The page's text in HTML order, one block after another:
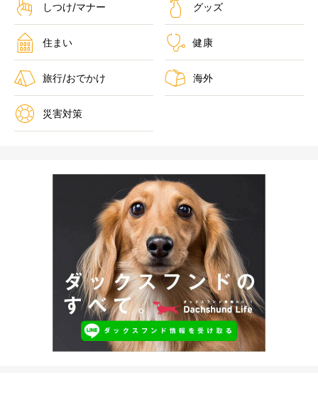
しつけ/マナー グッズ
住まい 健康
旅行/おでかけ 海外
災害対策